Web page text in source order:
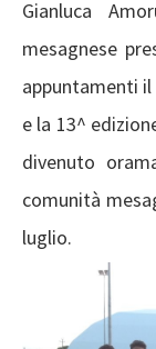
Gianluca
mesagnese
appuntamenti
e la 13^
divenuto
comunità
luglio.